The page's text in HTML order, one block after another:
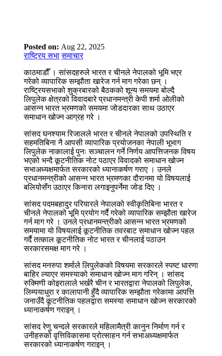
Posted on: Aug 22, 2025
राष्ट्रिय सभा समाचार
काठमाडौँ । सांसदहरुले भारत र चीनले नेपालको भूमि भएर
गरेको व्यापारिक सम्झौता खारेज गर्न माग गरेका छन् ।
राष्ट्रियसभाको शुक्रबारको बैठकको शून्य समयमा बोल्दै
लिपुलेक क्षेत्रको विवादबारे प्रधानमन्त्री केपी शर्मा ओलीको
आसन्न भारत भ्रमणको समयमा जोडदारका साथ उठाएर
समाधान खोज्न आग्रह गरे ।
सांसद घनश्याम रिजालले भारत र चीनले नेपालको उपस्थिति र
सहमतिबिना नै आपसी व्यापारिक प्रयोजनका नेपाली भूभाग
लिपुलेक नाकालाई पुनः सञ्चालन गर्ने निर्णय आपत्तिजनक विषय
भएको भन्दै कूटनीतिक नोट पठाएर विवादको समाधान खोज्न
सभाअध्यक्षमार्फत सरकारको ध्यानाकर्षण गराए । उनले
प्रधानमन्त्रीको आसन्न भारत भ्रमणका दौरानमा यो विषयलाई
बलियोसँग उठाएर किनारा लगाइनुपर्नेमा जोड दिए ।
सांसद पदमबहादुर परियारले नेपालको स्वीकृतिबिना भारत र
चीनले नेपालको भूमि प्रयोग गर्दै गरेको व्यापारिक सम्झौता खारेज
गर्न माग गरे । उनले प्रधानमन्त्रीको आसन्न भारत भ्रमणको
समयामा यो विषयलाई कूटनीतिक तवरबाट समाधान खोज्न पहल
गर्दै तत्काल कूटनीतिक नोट भारत र चीनलाई पठाउन
सरकारसमक्ष माग गरे ।
सांसद मनरुपा शर्माले लिपुलेकको विषयमा सरकारले स्पष्ट धारणा
बाहिर ल्याएर समस्याको समाधान खोज्न माग गरिन् । सांसद
रुक्मिणी कोइरालाले भर्खरै चीन र भारतद्वारा नेपालको लिपुलेक,
लिम्पयाधुरा र कालापानी हुँदै व्यापारिक सम्झौता गरेकामा आपत्ति
जनाउँदै कूटनीतिक पहलद्वारा समस्या समाधान खोज्न सरकारको
ध्यानाकर्षण गराइन् ।
सांसद रेणु चन्दले सरकारले महिलामैत्री कानुन निर्माण गर्न र
उनीहरुको वृत्तिविकासमा प्रोत्साहन गर्न सभाअध्यक्षमार्फत
सरकारको ध्यानाकर्षण गराइन् ।